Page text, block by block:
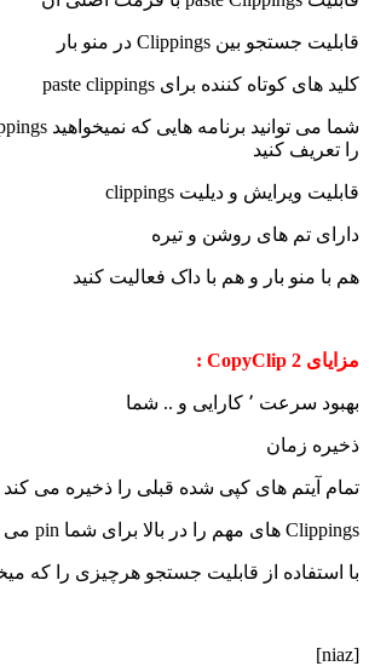
قابلیت جستجو بین Clippings در منو بار
کلید های کوتاه کننده برای paste clippings
را تعریف کنید
قابلیت ویرایش و دیلیت clippings
دارای تم های روشن و تیره
هم با منو بار و هم با داک فعالیت کنید
مزایای CopyClip 2 :
بهبود سرعت ٬ کارایی و .. شما
ذخیره زمان
تمام آیتم های کپی شده قبلی را ذخیره می کند
Clippings های مهم را در بالا برای شما pin می کند
با استفاده از قابلیت جستجو هرچیزی را که
[niaz]